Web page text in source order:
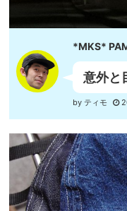
*MKS*
意外と
by ティモ